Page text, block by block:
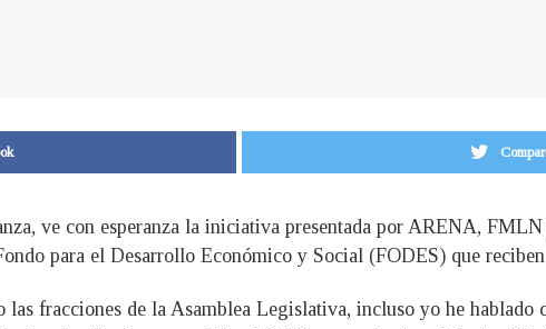
ve con esperanza la iniciativa presentada por ARENA,
para el Desarrollo Económico y Social (FODES) que
las fracciones de la Asamblea Legislativa, incluso yo he